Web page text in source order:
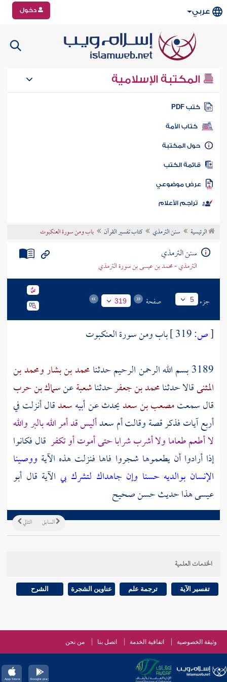
عربي دخول
المكتبة الإسلامية
كتب PDF
كتاب الأمة
المكتبة
الكتب
موضوعي
تراجم الأعلام
الرئيسية سنن الترمذي كتاب تفسير القرآن باب ومن سورة العنكبوت
سنن الترمذي
الترمذي - محمد بن عيسى بن سورة الترمذي
جزء 5 صفحة 319
[ص:
باب ومن سورة العنكبوت
3189 بسم الله الرحمن الرحيم حدثنا
محمد بن بشارومحمد بن
المثنىقالا حدثنامحمد بن جعفرحدثناشعبةعنسماك بن حرب
قال سمعتمصعب بن سعديحدث عن أبيهسعدقال أنزلت في
أربع آيات فذكر قصة وقالتأم سعدأليس قد أمر الله بالبر والله
لا أطعم طعاما ولا أشرب شرابا حتى أموت أو تكفر قال فكانوا
إذا أرادوا أن يطعموها شجروا فاها فنزلت هذه الآية ووصينا
الإنسان بوالديه حسنا وإن جاهداك لتشرك بي الآية قال أبو
عيسى هذا حديث حسن صحيح
التالي السابق
الخدمات العلمية
تفسير الآية ترجمة علم عناوين الشجرة الشرح
وثيقة الخصوصية اتفاقية الخدمة اتصل بنا من نحن